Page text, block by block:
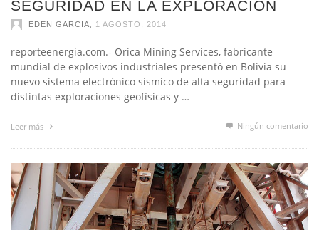
SEGURIDAD EN LA EXPLORACIÓN
EDEN GARCIA 1 AGOSTO, 2014
reporteenergia.com.- Orica Mining Services, fabricante
mundial de explosivos industriales presentó en Bolivia su
nuevo sistema electrónico sísmico de alta seguridad para
distintas exploraciones geofísicas y …
Leer más Ningún comentario